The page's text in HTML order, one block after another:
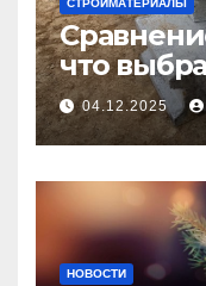
СТРОЙМАТЕРИАЛЫ
что
покрытия
04.12.2025
НОВОСТИ